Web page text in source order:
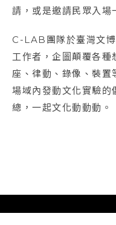
請，或是邀請民眾入場
C-LAB團隊於臺灣文
工作者，企圖顛覆各
座、律動、錄像、裝置
場域內發動文化實驗的
總，一起文化動動動。